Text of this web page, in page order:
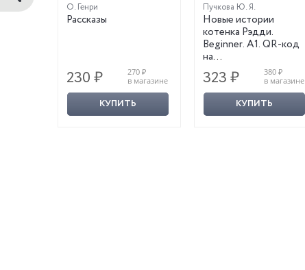
О. Генри
Рассказы
230 ₽
270 ₽
в магазине
КУПИТЬ
Пучкова Ю. Я.
Новые истории
котенка Рэдди.
Beginner. A1. QR-код
на
аудиосопровождение
323 ₽
380 ₽
в магазине
КУПИТЬ